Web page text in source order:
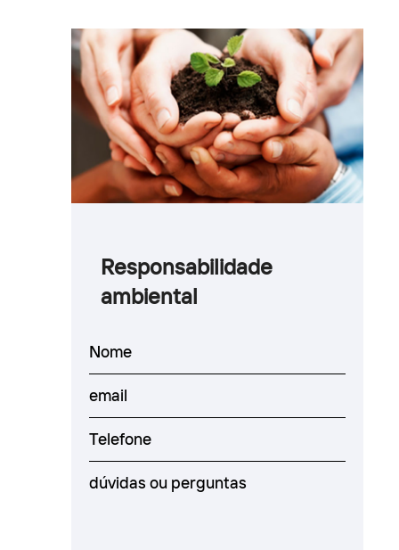
Responsabilidade
ambiental